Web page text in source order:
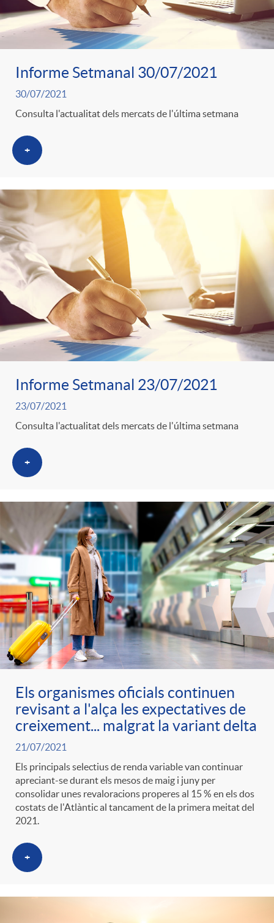
Informe Setmanal 30/07/2021
30/07/2021
Consulta l'actualitat dels mercats de l'última setmana
+
Informe Setmanal 23/07/2021
23/07/2021
Consulta l'actualitat dels mercats de l'última setmana
+
Els organismes oficials continuen
revisant a l'alça les expectatives de
creixement... malgrat la variant delta
21/07/2021
Els principals selectius de renda variable van continuar
apreciant-se durant els mesos de maig i juny per
consolidar unes revaloracions properes al 15 % en els dos
costats de l'Atlàntic al tancament de la primera meitat del
2021.
+